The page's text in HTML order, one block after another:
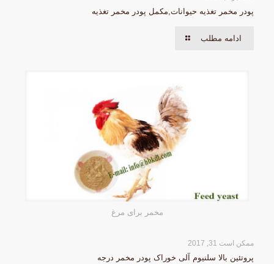
پودر مخمر تغذیه حیوانات,مکمل پودر مخمر تغذیه
ادامه مطلب
مخمر برای مرغ
ممکن است 31, 2017
پروتئین بالا سلنیوم آلی خوراک پودر مخمر درجه